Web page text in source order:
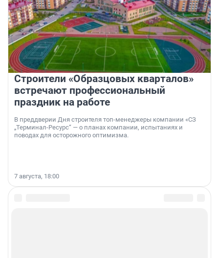
Строители «Образцовых кварталов»
встречают профессиональный
праздник на работе
В преддверии Дня строителя топ-менеджеры компании «СЗ
„Терминал-Ресурс“ — о планах компании, испытаниях и
поводах для осторожного оптимизма.
7 августа, 18:00